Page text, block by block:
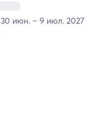
30 июн. – 9 июл. 2027